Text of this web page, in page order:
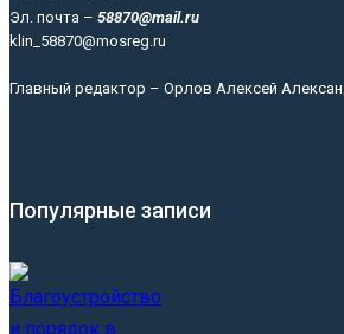
Эл. почта – 58870@mail.ru
klin_58870@mosreg.ru
Главный редактор – Орлов Алексей
Популярные записи